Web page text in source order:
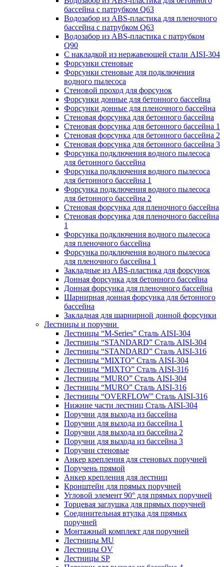
бассейна с патрубком Q63
Водозабор из ABS-пластика для пленочного
бассейна с патрубком Q63
Водозабор из ABS-пластика с патрубком
Q90
С накладкой из нержавеющей стали AISI-304
Форсунки стеновые
Форсунки стеновые для подключения
водного пылесоса
Стеновой проход для форсунок
Форсунки донные для бетонного бассейна
Форсунки донные для пленочного бассейна
Стеновая форсунка для бетонного бассейна
Стеновая форсунка для бетонного бассейна 1
Стеновая форсунка для бетонного бассейна 2
Стеновая форсунка для бетонного бассейна 3
Форсунка подключения водного пылесоса
для бетонного бассейна
Форсунка подключения водного пылесоса
для бетонного бассейна 1
Форсунка подключения водного пылесоса
для бетонного бассейна 2
Стеновая форсунка для пленочного бассейна
Стеновая форсунка для пленочного бассейна
1
Форсунка подключения водного пылесоса
для пленочного бассейна
Форсунка подключения водного пылесоса
для пленочного бассейна 1
Закладные из ABS-пластика для форсунок
Донная форсунка для бетонного бассейна
Донная форсунка для пленочного бассейна
Шарнирная донная форсунка для бетонного
бассейна
Закладная для шарнирной донной форсунки
Лестницы и поручни
Лестницы “M-Series” Сталь AISI-304
Лестницы “STANDARD” Сталь AISI-304
Лестницы “STANDARD” Сталь AISI-316
Лестницы “MIXTO” Сталь AISI-304
Лестницы “MIXTO” Сталь AISI-316
Лестницы “MURO” Сталь AISI-304
Лестницы “MURO” Сталь AISI-316
Лестницы “OVERFLOW” Сталь AISI-316
Нижние части лестниц Сталь AISI-304
Поручни для выхода из бассейна
Поручни для выхода из бассейна 1
Поручни для выхода из бассейна 2
Поручни для выхода из бассейна 3
Поручни стеновые
Анкер крепления для стеновых поручней
Поручень прямой
Анкер крепления для лестниц
Кронштейн для прямых поручней
Угловой элемент 90° для прямых поручней
Торцевая заглушка для прямых поручней
Соединительная втулка для прямых
поручней
Монтажный комплект для поручней
Лестницы MU
Лестницы OV
Лестницы SP